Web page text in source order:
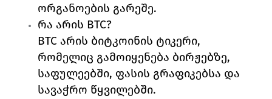
ორგანოების გარეშე.
რა არის BTC?
BTC არის ბიტკოინის ტიკერი,
რომელიც გამოიყენება ბირჟებზე,
საფულეებში, ფასის გრაფიკებსა და
სავაჭრო წყვილებში.